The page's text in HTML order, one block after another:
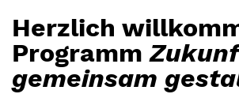
Herzlich
Programm
gemeinsam